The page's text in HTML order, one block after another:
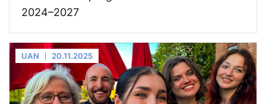
2024–2027
UAN 20.11.2025